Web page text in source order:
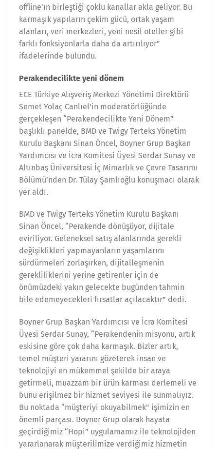
offline’ın birleştiği çoklu kanallar akla geliyor. Bu
karmaşık yapıların çekim gücü, ortak yaşam
alanları, veri merkezleri, yeni nesil oteller gibi
farklı fonksiyonlarla daha da artırılıyor”
ifadelerinde bulundu.
Perakendecilikte yeni dönem
ECE Türkiye Alışveriş Merkezi Yönetimi Direktörü
Semet Yolaç Canlıel’in moderatörlüğünde
gerçekleşen “Perakendecilikte Yeni Dönem”
başlıklı panelde, BMD ve Twigy Terteks Yönetim
Kurulu Başkanı Sinan Öncel, Boyner Grup Başkan
Yardımcısı ve İcra Komitesi Üyesi Serdar Sunay ve
Altınbaş Üniversitesi İç Mimarlık ve Çevre Tasarımı
Bölümü’nden Dr. Tülay Şamlıoğlu konuşmacı olarak
yer aldı.
BMD ve Twigy Terteks Yönetim Kurulu Başkanı
Sinan Öncel, “Perakende dönüşüyor, dijitale
eviriliyor. Geleneksel satış alanlarında gerekli
değişiklikleri yapmayanların yaşamlarını
sürdürmeleri zorlaşırken, dijitalleşmenin
gerekliliklerini yerine getirenler için de
önümüzdeki yakın gelecekte bugünden tahmin
bile edemeyecekleri fırsatlar açılacaktır” dedi.
Boyner Grup Başkan Yardımcısı ve İcra Komitesi
Üyesi Serdar Sunay, “Perakendenin misyonu, artık
eskisine göre çok daha karmaşık. Bizler artık,
temel müşteri yararını gözeterek insan ve
teknolojiyi en mükemmel şekilde bir araya
getirmeli, muazzam bir ürün karması derlemeli ve
bunu erişilmez bir hizmet seviyesi ile sunmalıyız.
Bu noktada “müşteriyi okuyabilmek” işimizin en
önemli parçası. Boyner Grup olarak hayata
geçirdiğimiz “Hopi” uygulamamız ile teknolojiden
yararlanarak müşterilimize verdiğimiz hizmetin